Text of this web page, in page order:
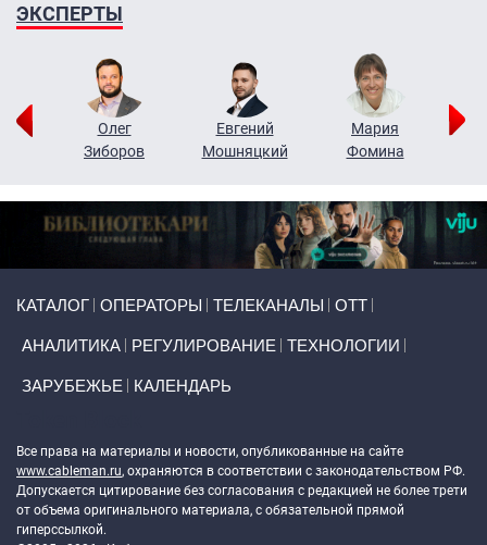
ЭКСПЕРТЫ
Олег
Зиборов
Евгений
Мошняцкий
Мария
Фомина
КАТАЛОГ ОПЕРАТОРЫ ТЕЛЕКАНАЛЫ ОТТ
АНАЛИТИКА РЕГУЛИРОВАНИЕ ТЕХНОЛОГИИ
ЗАРУБЕЖЬЕ КАЛЕНДАРЬ
Все права на материалы и новости, опубликованные на сайте
www.cableman.ru, охраняются в соответствии с законодательством РФ.
Допускается цитирование без согласования с редакцией не более трети
от объема оригинального материала, с обязательной прямой
гиперссылкой.